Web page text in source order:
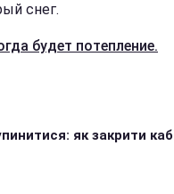
снег.
будет потепление.
як закрити